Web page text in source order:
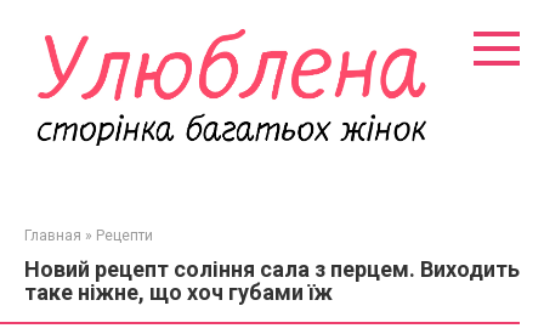
контенту
Главная » Рецепти
Новий рецепт соління сала з перцем. Виходить
таке ніжне, що хоч губами їж